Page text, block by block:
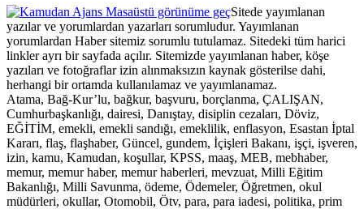
Masaüstü görünüme geçSitede yayımlanan
yazılar ve yorumlardan yazarları sorumludur. Yayımlanan
yorumlardan Haber sitemiz sorumlu tutulamaz. Sitedeki tüm harici
linkler ayrı bir sayfada açılır. Sitemizde yayımlanan haber, köşe
yazıları ve fotoğraflar izin alınmaksızın kaynak gösterilse dahi,
herhangi bir ortamda kullanılamaz ve yayımlanamaz.
Atama, Bağ-Kur’lu, bağkur, başvuru, borçlanma, ÇALIŞAN,
Cumhurbaşkanlığı, dairesi, Danıştay, disiplin cezaları, Döviz,
EĞİTİM, emekli, emekli sandığı, emeklilik, enflasyon, Esastan İptal
Kararı, flaş, flaşhaber, Güncel, gundem, İçişleri Bakanı, işçi, işveren,
izin, kamu, Kamudan, koşullar, KPSS, maaş, MEB, mebhaber,
memur, memur haber, memur haberleri, mevzuat, Milli Eğitim
Bakanlığı, Milli Savunma, ödeme, Ödemeler, Öğretmen, okul
müdürleri, okullar, Otomobil, Ötv, para, para iadesi, politika, prim